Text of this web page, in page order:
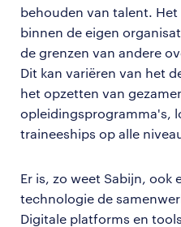
behouden van talent.
binnen de eigen
de grenzen van andere
Dit kan variëren van het
het opzetten van
opleidingsprogramma's,
traineeships op alle
Er is, zo weet Sabijn, ook
technologie de
Digitale platforms en